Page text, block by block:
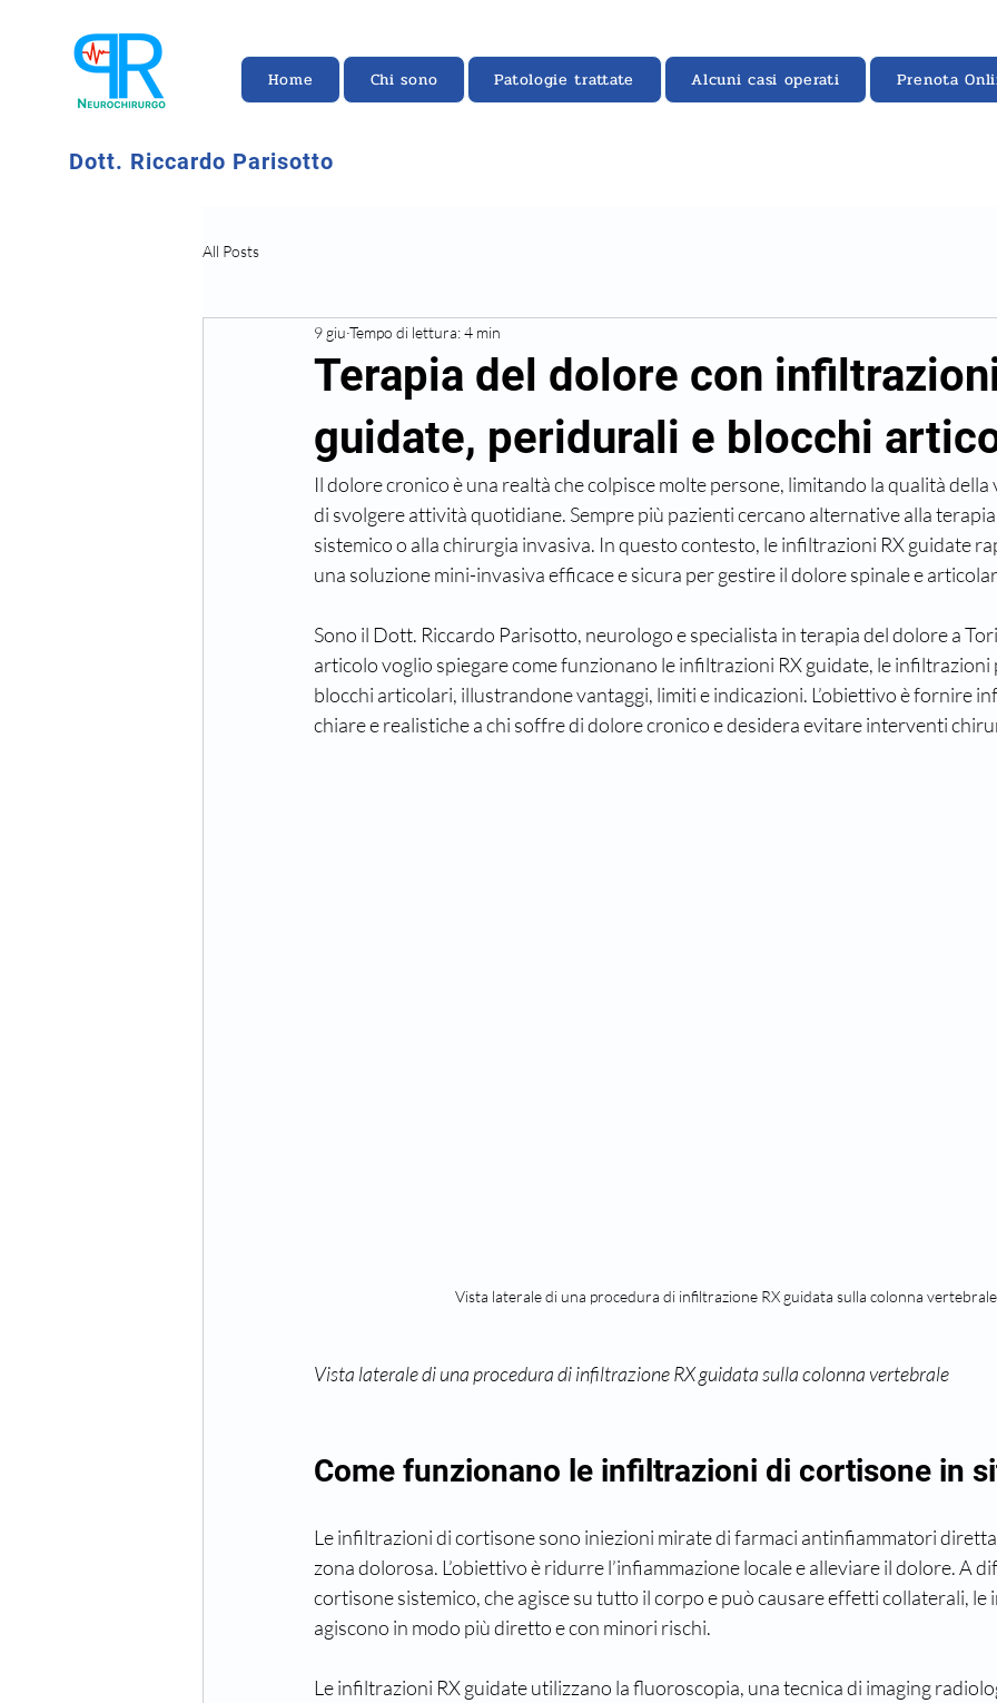
Home Chi sono Patologie trattate Alcuni casi operati Prenota
Dott. Riccardo Parisotto
All Posts
Terapia del dolore con
guidate, peridurali e blocchi
9 giu Tempo di lettura: 4 min
Il dolore cronico è una realtà che colpisce molte persone, limitando la qualità della
di svolgere attività quotidiane. Sempre più pazienti cercano alternative alla
sistemico o alla chirurgia invasiva. In questo contesto, le infiltrazioni RX guidate
una soluzione mini-invasiva efficace e sicura per gestire il dolore spinale e
Sono il Dott. Riccardo Parisotto, neurologo e specialista in terapia del dolore a
articolo voglio spiegare come funzionano le infiltrazioni RX guidate, le
blocchi articolari, illustrandone vantaggi, limiti e indicazioni. L’obiettivo è fornire
chiare e realistiche a chi soffre di dolore cronico e desidera evitare interventi
Vista laterale di una procedura di infiltrazione RX guidata sulla colonna vertebrale
Vista laterale di una procedura di infiltrazione RX guidata sulla colonna vertebrale
Come funzionano le infiltrazioni di cortisone in
Le infiltrazioni di cortisone sono iniezioni mirate di farmaci antinfiammatori
zona dolorosa. L’obiettivo è ridurre l’infiammazione locale e alleviare il dolore. A
cortisone sistemico, che agisce su tutto il corpo e può causare effetti collaterali,
agiscono in modo più diretto e con minori rischi.
Le infiltrazioni RX guidate utilizzano la fluoroscopia, una tecnica di imaging